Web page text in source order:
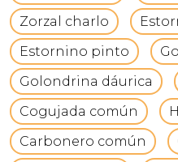
Zorzal charlo
Estornino pinto
Golondrina dáurica
Cogujada común
Carbonero común